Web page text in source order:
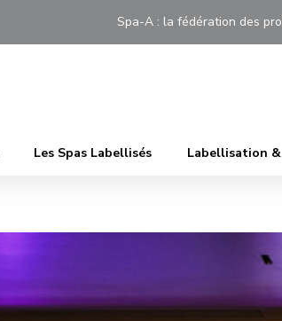
Spa-A : la fédération des
Les Spas Labellisés Labellisation